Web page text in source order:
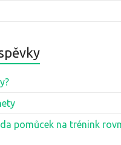
pomůcek na trénink